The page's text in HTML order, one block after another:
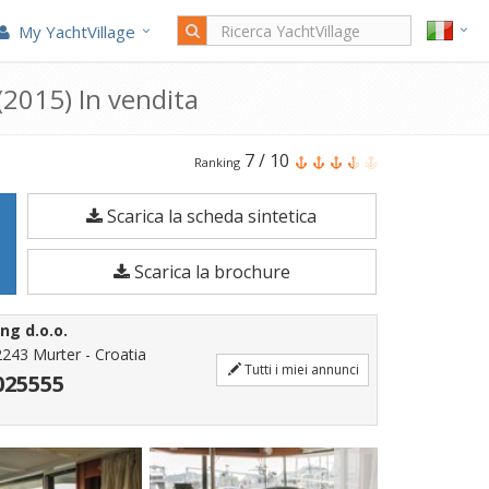
My YachtVillage
In vendita
Il
Beneteau
Swift
Trawler
44
è
Barca
di
Ranking 7/ 10
Scarica la scheda sintetica
Scarica la brochure
d.o.o.
Murter - Croatia
Tutti i miei annunci